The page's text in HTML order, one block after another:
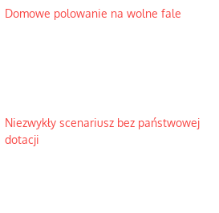
Domowe polowanie na wolne fale
Niezwykły scenariusz bez państwowej
dotacji